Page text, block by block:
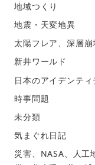
地域つくり
地震・天変地異
太陽フレア、深層崩
新井ワールド
日本のアイデンティ
時事問題
未分類
気まぐれ日記
災害、NASA、人工